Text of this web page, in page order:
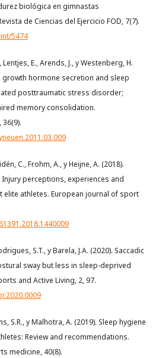
biológica en gimnastas
de Ciencias del Ejercicio FOD, 7(7).
5474
E., Arends, J., y Westenberg, H.
growth hormone secretion and sleep
posttraumatic stress disorder;
memory consolidation.
C., Frohm, A., y Heijne, A. (2018).
perceptions, experiences and
elite athletes. European journal of sport
S.T., y Barela, J.A. (2020). Saccadic
sway but less in sleep-deprived
and Active Living, 2, 97.
S.R., y Malhotra, A. (2019). Sleep hygiene
Review and recommendations.
medicine, 40(8).